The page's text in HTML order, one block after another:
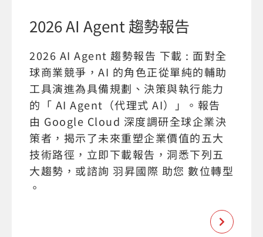
2026 AI Agent 趨勢報告
2026 AI Agent 趨勢報告 下載 : 面對全
球商業競爭，AI 的角色正從單純的輔助
工具演進為具備規劃、決策與執行能力
的「 AI Agent（代理式 AI）」。報告
由 Google Cloud 深度調研全球企業決
策者，揭示了未來重塑企業價值的五大
技術路徑，立即下載報告，洞悉下列五
大趨勢，或諮詢 羽昇國際 助您 數位轉型
。